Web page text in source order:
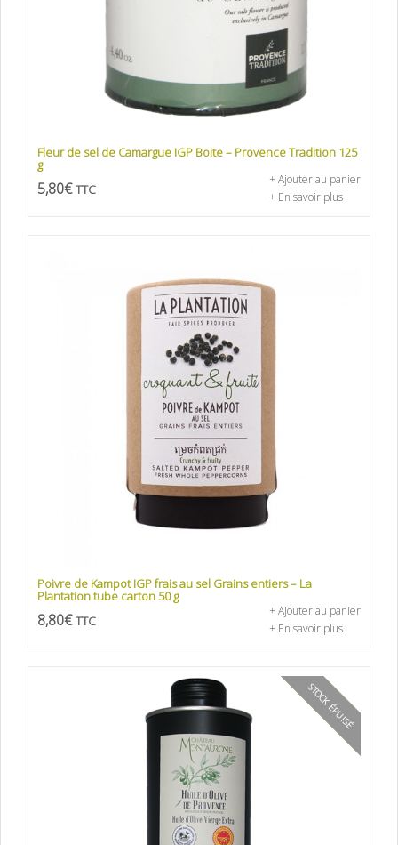
Fleur de sel de Camargue IGP Boite – Provence Tradition 125
g
5,80€ TTC
+ Ajouter au panier
+ En savoir plus
Poivre de Kampot IGP frais au sel Grains entiers – La
Plantation tube carton 50 g
8,80€ TTC
+ Ajouter au panier
+ En savoir plus
PROMO
STOCK ÉPUISÉ